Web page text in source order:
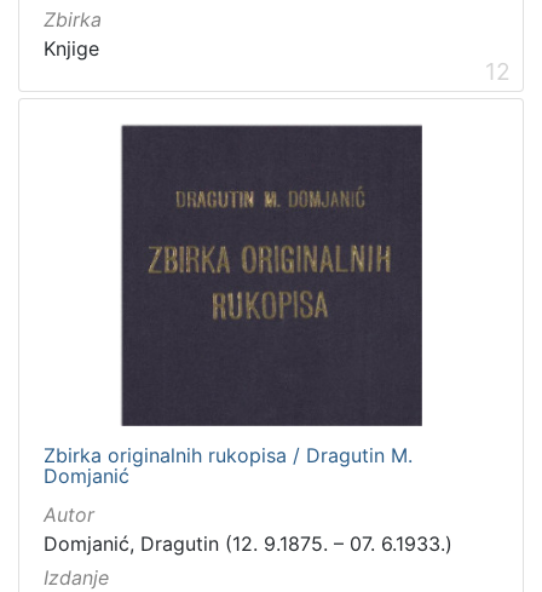
Zbirka
Knjige
12
Zbirka originalnih rukopisa / Dragutin M.
Domjanić
Autor
Domjanić, Dragutin (12. 9.1875. – 07. 6.1933.)
Izdanje